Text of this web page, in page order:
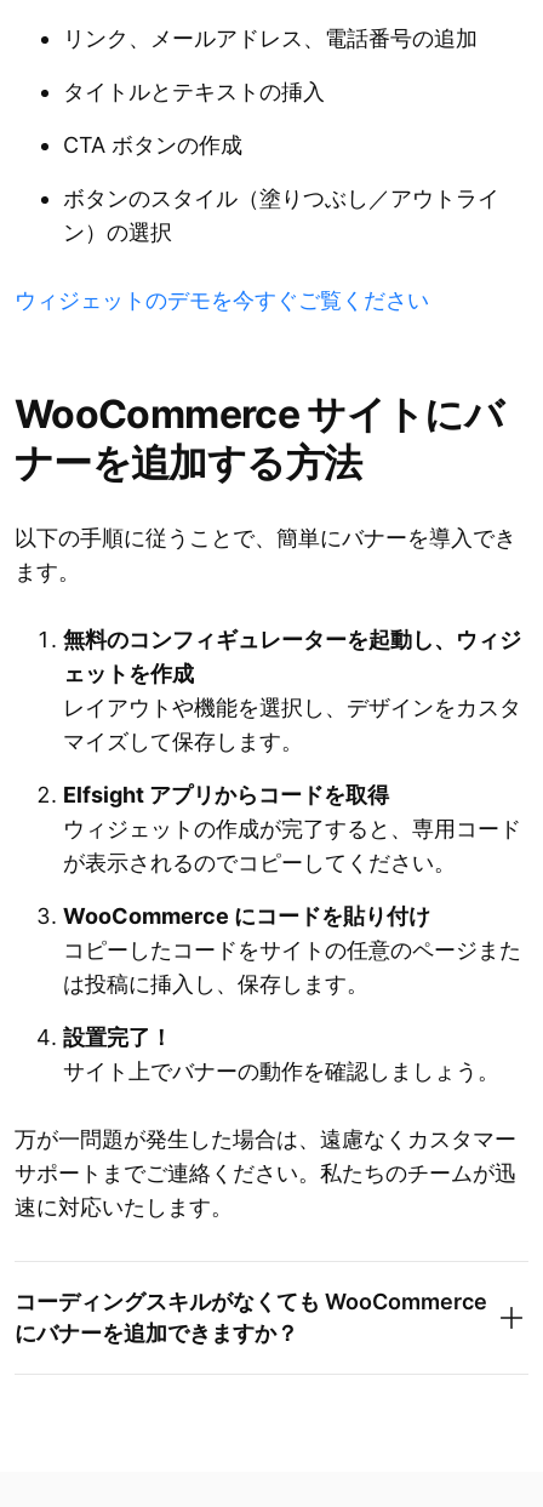
リンク、メールアドレス、電話番号の追加
タイトルとテキストの挿入
CTA ボタンの作成
ボタンのスタイル（塗りつぶし／アウトライ
ン）の選択
ウィジェットのデモを今すぐご覧ください
WooCommerce サイトにバ
ナーを追加する方法
以下の手順に従うことで、簡単にバナーを導入でき
ます。
無料のコンフィギュレーターを起動し、ウィジ
ェットを作成
レイアウトや機能を選択し、デザインをカスタ
マイズして保存します。
Elfsight アプリからコードを取得
ウィジェットの作成が完了すると、専用コード
が表示されるのでコピーしてください。
WooCommerce にコードを貼り付け
コピーしたコードをサイトの任意のページまた
は投稿に挿入し、保存します。
設置完了！
サイト上でバナーの動作を確認しましょう。
万が一問題が発生した場合は、遠慮なくカスタマー
サポートまでご連絡ください。私たちのチームが迅
速に対応いたします。
コーディングスキルがなくても WooCommerce
にバナーを追加できますか？